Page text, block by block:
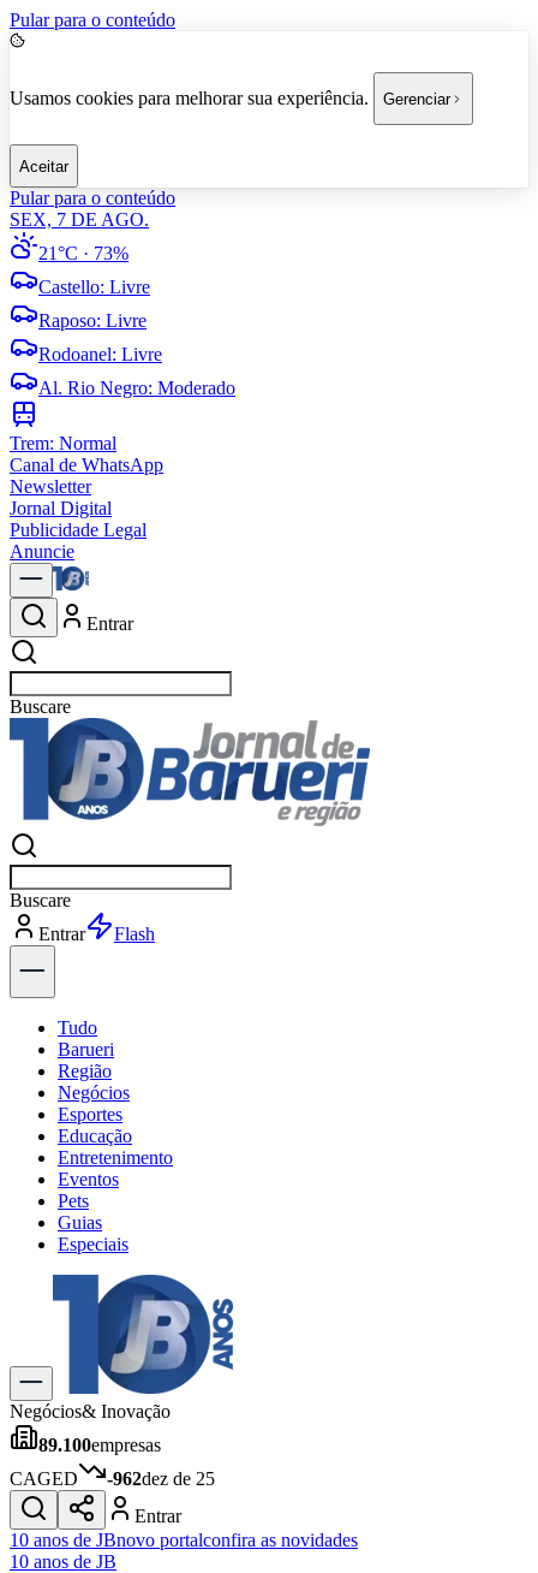
Pular para o conteúdo
Usamos cookies para melhorar sua experiência. Gerenciar
Aceitar
Pular para o conteúdo
SEX, 7 DE AGO.
21°C · 73%
Castello: Livre
Raposo: Livre
Rodoanel: Livre
Al. Rio Negro: Moderado
Trem: Normal
Canal de WhatsApp
Newsletter
Jornal Digital
Publicidade Legal
Anuncie
Entrar
Buscarno
Buscarno
Entrar
Explorar
Tudo
Barueri
Região
Negócios
Esportes
Educação
Entretenimento
Eventos
Pets
Guias
Especiais
Explore Tudo
Últimas Notícias
Previsão do Tempo
Trânsito e Rotas
Dia a Dia & Lazer
Gastronomia
Cinema & Shows
JogosNovo
Para Sua Empresa
Negócios& Inovação
89.100empresas
CAGED
-962dez de 25
Entrar
10 anos de JBnovo portalconfira as novidades
10 anos de JB